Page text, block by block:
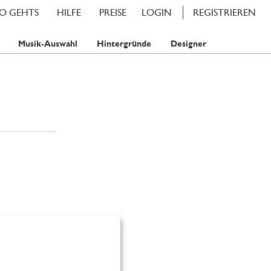
LOGIN REGISTRIEREN
PREISE
HILFE
GEHTS
Musik-Auswahl Hintergründe Designer